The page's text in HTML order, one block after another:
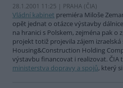
28.1.2001 11:25 | PRAHA (ČIA)
Vládní kabinet premiéra Miloše
opět jednat o otázce výstavby
na hranici s Polskem, zejména pak o
projekt totiž projevila zájem izraelská
Housing&Construction Holding
výstavbu financovat i realizovat. ČIA
ministerstva dopravy a spojů, který